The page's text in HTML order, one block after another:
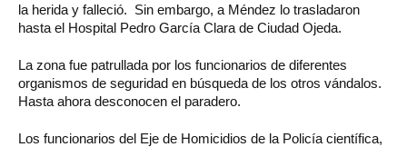
la herida y falleció. Sin embargo, a Méndez lo trasladaron
hasta el Hospital Pedro García Clara de Ciudad Ojeda.
La zona fue patrullada por los funcionarios de diferentes
organismos de seguridad en búsqueda de los otros vándalos.
Hasta ahora desconocen el paradero.
Los funcionarios del Eje de Homicidios de la Policía científica,